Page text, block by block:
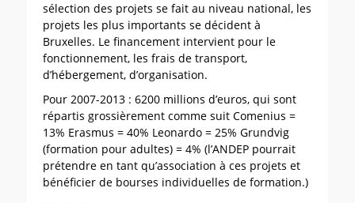
sélection des projets se fait au niveau national, les
projets les plus importants se décident à
Bruxelles. Le financement intervient pour le
fonctionnement, les frais de transport,
d’hébergement, d’organisation.
Pour 2007-2013 : 6200 millions d’euros, qui sont
répartis grossièrement comme suit Comenius =
13% Erasmus = 40% Leonardo = 25% Grundvig
(formation pour adultes) = 4% (l’ANDEP pourrait
prétendre en tant qu’association à ces projets et
bénéficier de bourses individuelles de formation.)